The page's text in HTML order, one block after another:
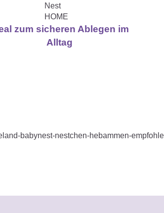
zum sicheren Ablegen im
Alltag